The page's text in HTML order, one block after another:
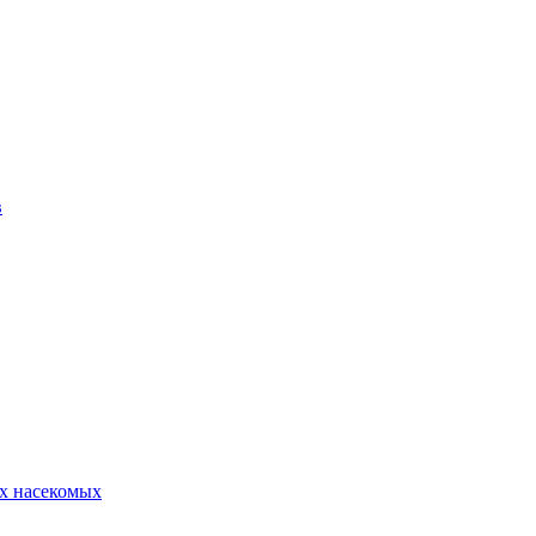
насекомых